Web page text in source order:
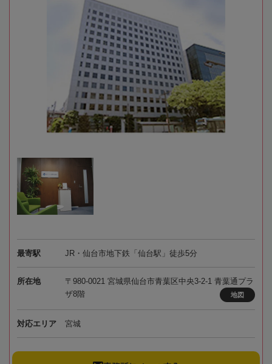
最寄駅 JR・仙台市地下鉄「仙台駅」徒歩5分
所在地
〒980-0021 宮城県仙台市青葉区中央3-2-1 青葉通プラ
ザ8階
地図
対応エリア 宮城